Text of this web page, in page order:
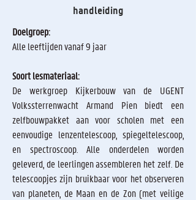
handleiding
Doelgroep:
Alle leeftijden vanaf 9 jaar
Soort lesmateriaal:
De werkgroep Kijkerbouw van de UGENT
Volkssterrenwacht Armand Pien biedt een
zelfbouwpakket aan voor scholen met een
eenvoudige lenzentelescoop, spiegeltelescoop,
en spectroscoop. Alle onderdelen worden
geleverd, de leerlingen assembleren het zelf. De
telescoopjes zijn bruikbaar voor het observeren
van planeten, de Maan en de Zon (met veilige